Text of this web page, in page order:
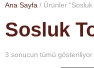
Ana Sayfa / Ürünler
Sosluk
3 sonucun tümü gösteriliyor